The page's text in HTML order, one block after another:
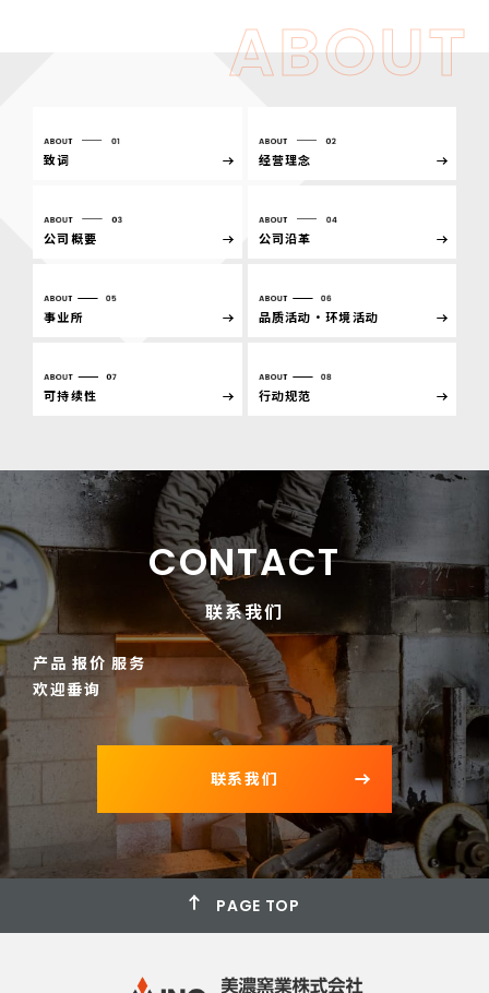
ABOUT
致词 经营理念
公司概要 公司沿革
事业所 品质活动・环境活动
可持续性 行动规范
CONTACT
联系我们
产品 报价 服务
欢迎垂询
联系我们
PAGE TOP